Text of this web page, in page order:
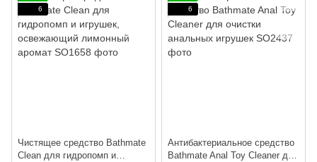
6
Чистящее средство Bathmate
Clean для гидропомп и
6
Антибактериальное средство
Bathmate Anal Toy Cleaner для